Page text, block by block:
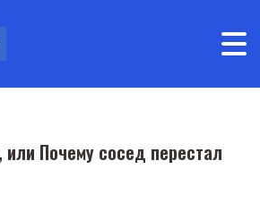
или Почему сосед перестал